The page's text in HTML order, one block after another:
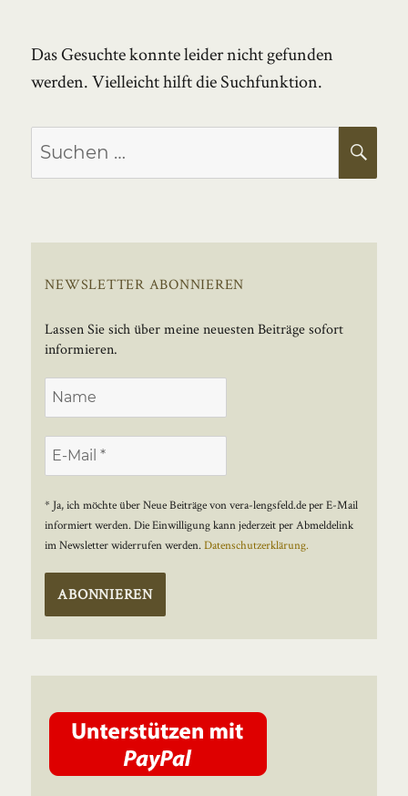
Das Gesuchte konnte leider nicht gefunden
werden. Vielleicht hilft die Suchfunktion.
Suchen
nach:
NEWSLETTER ABONNIEREN
Lassen Sie sich über meine neuesten Beiträge sofort
informieren.
* Ja, ich möchte über Neue Beiträge von vera-lengsfeld.de per E-Mail
informiert werden. Die Einwilligung kann jederzeit per Abmeldelink
im Newsletter widerrufen werden.Datenschutzerklärung.